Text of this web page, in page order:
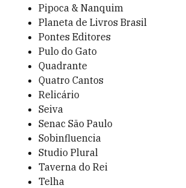
Pipoca & Nanquim
Planeta de Livros Brasil
Pontes Editores
Pulo do Gato
Quadrante
Quatro Cantos
Relicário
Seiva
Senac São Paulo
Sobinfluencia
Studio Plural
Taverna do Rei
Telha